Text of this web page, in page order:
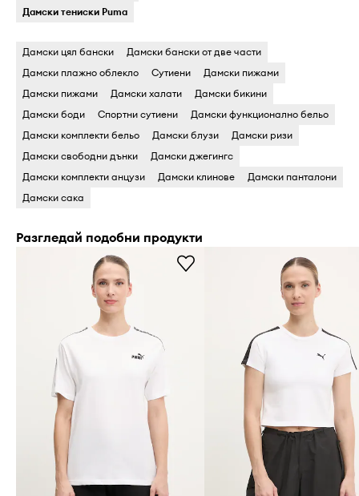
Дамски тениски Puma
Дамски цял бански
Дамски бански oт две части
Дамски плажно облекло
Cутиени
Дамски пижами
Дамски пижами
Дамски халати
Дамски бикини
Дамски боди
Cпортни сутиени
Дамски функционално бельо
Дамски комплекти бельо
Дамски блузи
Дамски ризи
Дамски свободни дънки
Дамски джегингс
Дамски комплекти анцузи
Дамски клинове
Дамски панталони
Дамски сака
Разгледай подобни продукти